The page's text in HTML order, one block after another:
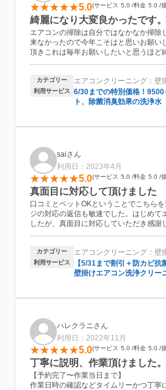
5.0 サービス 5.0 料金 5.0
綺麗になり大変良かったです。
エアコンの掃除は自分ではなかなか掃除
来なかったので今年こそはと思いお願い
頂きこれは毎年お願いしたいと思うほど
作業もスムーズで丁寧にして頂き本当に
また来年もお願いしたいと思います。
カテゴリー エアコンクリーニング：壁
利用サービス
6/30までの特別価格！
ト、除菌消臭効果の洗浄水
saiさん
利用日：2023年4月
5.0 サービス 5.0 料金 5.0
真面目に対応して頂けました
口コミとペットOKということでこちら
ジの対応の返信も敏速でした。はじめて
したが、真面目に対応していただき感謝
もしかしたらリーズナブルのところも
目にされていたのでお勧めできます。
カテゴリー エアコンクリーニング：壁
利用サービス
【5/31まで割引＋防カビ抗
壁掛けエアコン洗浄クリー
ハレクラニさん
利用日：2022年11月
5.0 サービス 5.0 料金 5.0
丁寧に説明、作業頂けました。
【予約完了〜作業当日まで】
作業日時の確認などタイムリーかつ丁寧